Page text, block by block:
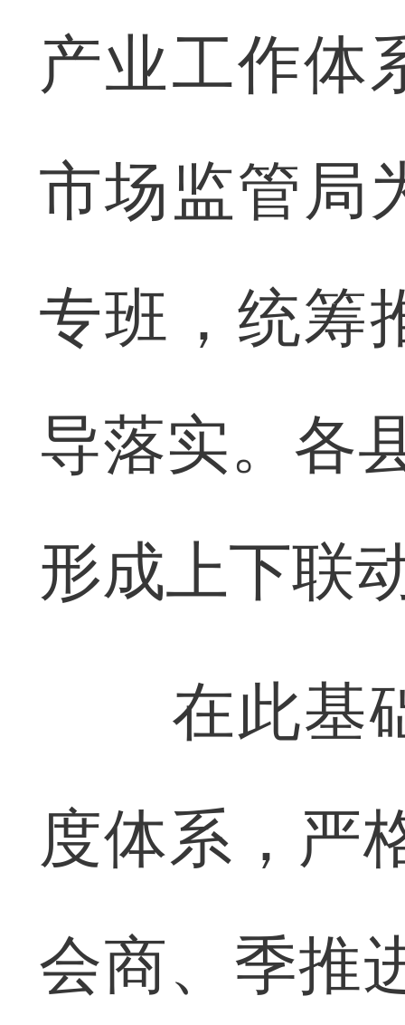
产业工作体
市场监管局
专班，统筹
导落实。各
形成上下联
在此基础
度体系，严
会商、季推